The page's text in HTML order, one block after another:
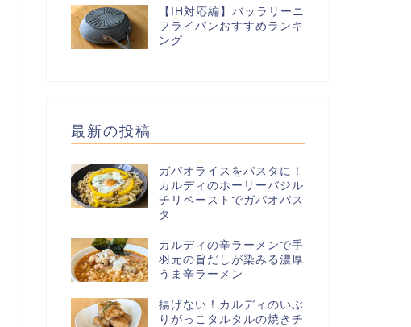
【IH対応編】バッラリーニ
フライパンおすすめランキ
ング
最新の投稿
ガパオライスをパスタに！
カルディのホーリーバジル
チリペーストでガパオパス
タ
カルディの辛ラーメンで手
羽元の旨だしが染みる濃厚
うま辛ラーメン
揚げない！カルディのいぶ
りがっこタルタルの焼きチ